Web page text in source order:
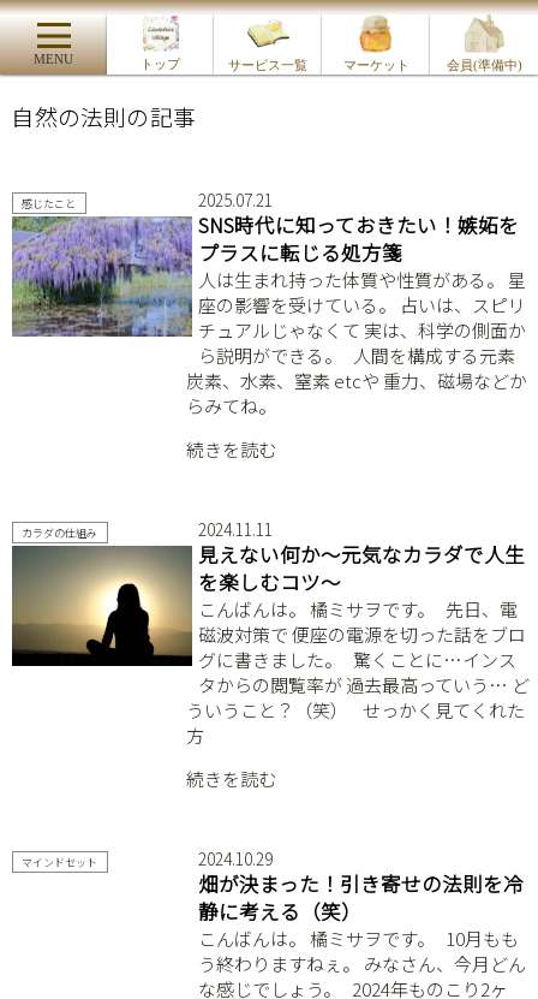
MENU トップ サービス一覧 マーケット 会員(準備中)
自然の法則の記事
2025.07.21
感じたこと
SNS時代に知っておきたい！嫉妬を
プラスに転じる処方箋
人は生まれ持った体質や性質がある。 星
座の影響を受けている。 占いは、スピリ
チュアルじゃなくて 実は、科学の側面か
ら説明ができる。 ⁡ ⁡ 人間を構成する元素
炭素、水素、窒素 etcや 重力、磁場などか
らみてね。 ⁡
続きを読む
2024.11.11
カラダの仕組み
見えない何か〜元気なカラダで人生
を楽しむコツ〜
こんばんは。 橘ミサヲです。 ⁡ ⁡ 先日、電
磁波対策で 便座の電源を切った話をブロ
グに書きました。 ⁡ ⁡ 驚くことに…インス
タからの閲覧率が 過去最高っていう… ど
ういうこと？（笑） ⁡ ⁡ ⁡ せっかく見てくれた
方
続きを読む
2024.10.29
マインドセット
畑が決まった！引き寄せの法則を冷
静に考える（笑）
こんばんは。 橘ミサヲです。 ⁡ ⁡ 10月もも
う終わりますねぇ。 みなさん、今月どん
な感じでしょう。 ⁡ ⁡ 2024年ものこり2ヶ